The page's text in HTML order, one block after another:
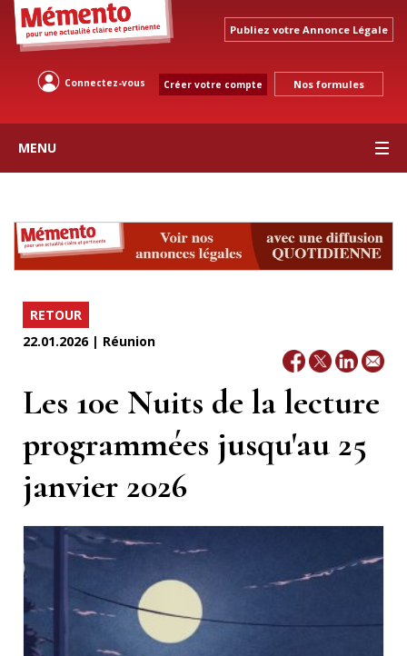
Publiez votre Annonce Légale
Connectez-vous Créer votre compte Nos formules
MENU
RETOUR
22.01.2026 | Réunion
Les 10e Nuits de la lecture
programmées jusqu'au 25
janvier 2026